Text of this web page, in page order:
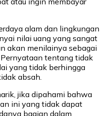
alam dan lingkungan
nilai uang yang sangat
akan menilainya sebagai
tentang tidak
yang tidak berhingga
absah.
jika dipahami bahwa
ini yang tidak dapat
bagian dalam